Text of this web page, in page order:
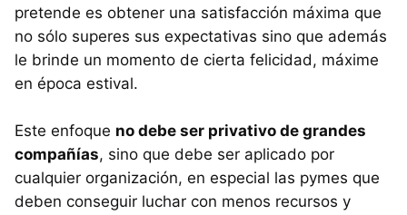
pretende es obtener una satisfacción máxima que
no sólo superes sus expectativas sino que además
le brinde un momento de cierta felicidad, máxime
en época estival.
Este enfoque no debe ser privativo de grandes
compañías, sino que debe ser aplicado por
cualquier organización, en especial las pymes que
deben conseguir luchar con menos recursos y